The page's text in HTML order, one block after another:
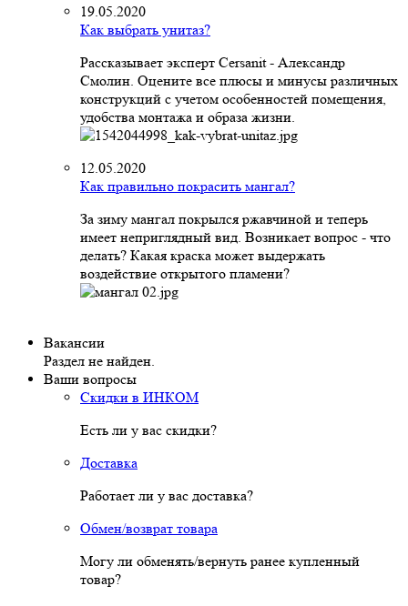
19.05.2020
Как выбрать унитаз?
Рассказывает эксперт Cersanit - Александр
Смолин. Оцените все плюсы и минусы различных
конструкций с учетом особенностей помещения,
удобства монтажа и образа жизни.
12.05.2020
Как правильно покрасить мангал?
За зиму мангал покрылся ржавчиной и теперь
имеет неприглядный вид. Возникает вопрос - что
делать? Какая краска может выдержать
воздействие открытого пламени?
Вакансии
Раздел не найден.
Ваши вопросы
Скидки в ИНКОМ
Есть ли у вас скидки?
Доставка
Работает ли у вас доставка?
Обмен/возврат товара
Могу ли обменять/вернуть ранее купленный
товар?